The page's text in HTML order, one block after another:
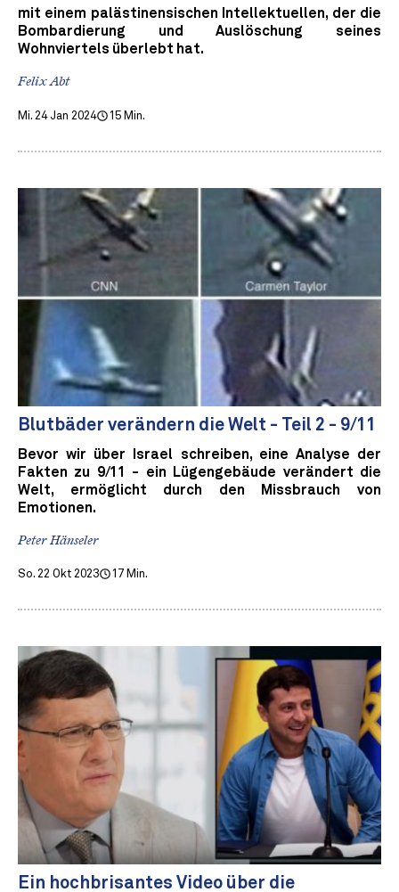
mit einem palästinensischen Intellektuellen, der die
Bombardierung und Auslöschung seines
Wohnviertels überlebt hat.
Felix Abt
Mi. 24 Jan 2024 15 Min.
Blutbäder verändern die Welt - Teil 2 - 9/11
Bevor wir über Israel schreiben, eine Analyse der
Fakten zu 9/11 - ein Lügengebäude verändert die
Welt, ermöglicht durch den Missbrauch von
Emotionen.
Peter Hänseler
So. 22 Okt 2023 17 Min.
Ein hochbrisantes Video über die